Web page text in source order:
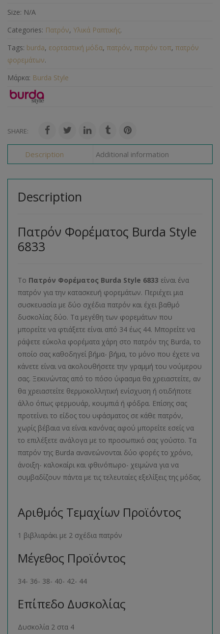
Size: N/A
Categories: Πατρόν, Υλικά Ραπτικής.
Tags: burda, εορταστική μόδα, πατρόν, πατρόν τοπ, πατρόν
φορεμάτων.
Μάρκα: Burda Style
SHARE:
Description Additional information
Description
Πατρόν Φορέματος Burda Style
6833
Το Πατρόν Φορέματος Burda Style 6833 είναι ένα
πατρόν για την κατασκευή φορεμάτων. Περιέχει μια
συσκευασία με δύο σχέδια πατρόν και έχει βαθμό
δυσκολίας δύο. Τα μεγέθη των φορεμάτων που
μπορείτε να φτιάξετε είναι από 34 έως 44. Μπορείτε να
ράψετε εύκολα φορέματα χάρη στο πατρόν της Burda, το
οποίο σας καθοδηγεί βήμα- βήμα, το μόνο που έχετε να
κάνετε είναι να ακολουθήσετε την γραμμή του νούμερου
σας. Ξεκινώντας από το πόσο ύφασμα θα χρειαστείτε, αν
θα χρειαστείτε θερμοκολλητική ενίσχυση ή οτιδήποτε
άλλο όπως φερμουάρ, κουμπιά ή φόδρα. Επίσης σας
προτείνει το είδος του υφάσματος σε κάθε πατρόν,
χωρίς βέβαια να είναι κανόνας αφού μπορείτε εσείς να
το επιλέξετε ανάλογα με το προσωπικό σας γούστο. Τα
πατρόν της Burda ανανεώνονται δύο φορές το χρόνο,
άνοιξη- καλοκαίρι και φθινόπωρο- χειμώνα για να
συμβαδίζουν πάντα με τις τελευταίες εξελίξεις της μόδας.
Αριθμός Τεμαχίων Προϊόντος
1 βιβλιαράκι με 2 σχέδια πατρόν
Μέγεθος Προϊόντος
34- 36- 38- 40- 42- 44
Επίπεδο Δυσκολίας
Δυσκολία 2 στα 4